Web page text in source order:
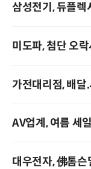
삼성전기, 듀플렉
미도파, 첨단 오
가전대리점, 배달
AV업계, 여름 세
대우전자, 佛톰슨